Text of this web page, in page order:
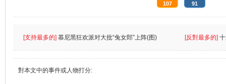
107
91
[支持最多的] 慕尼黑狂欢派对大批“兔女郎”上阵(图) [反對最多的]
對本文中的事件或人物打分: